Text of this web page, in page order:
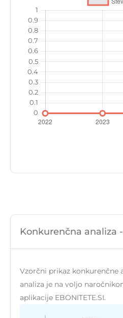
Konkurenčna analiza
Vzorčni prikaz konkurenčne
analiza je na voljo
aplikacije EBONITETE.SI.